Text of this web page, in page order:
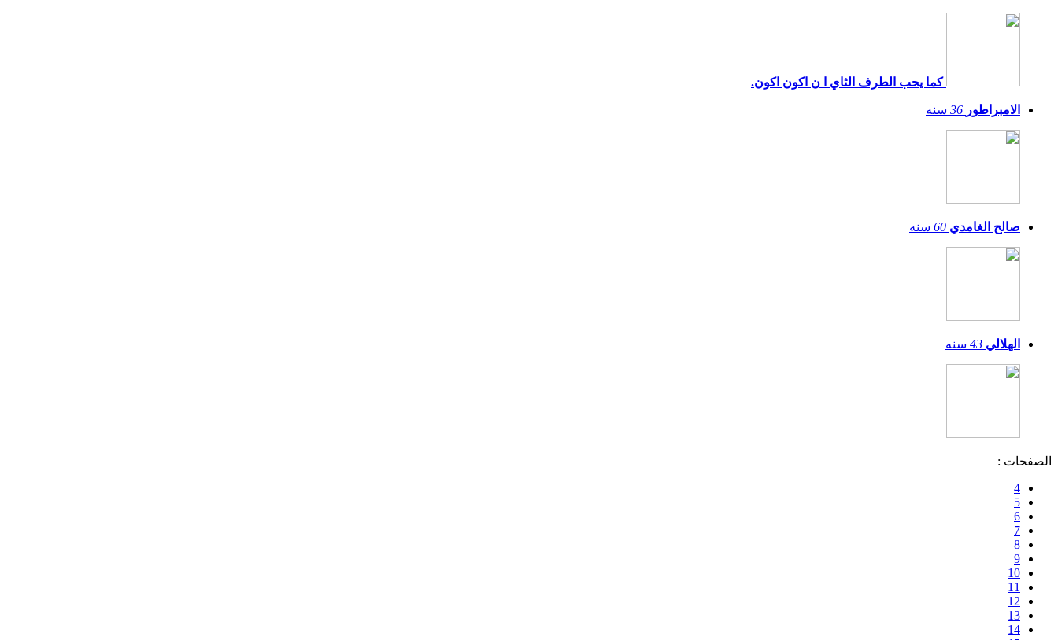
كما يحب الطرف الثاي ا ن اكون اكون.
الامبراطور 36 سنه
صالح الغامدي 60 سنه
الهلالي 43 سنه
الصفحات :
4
5
6
7
8
9
10
11
12
13
14